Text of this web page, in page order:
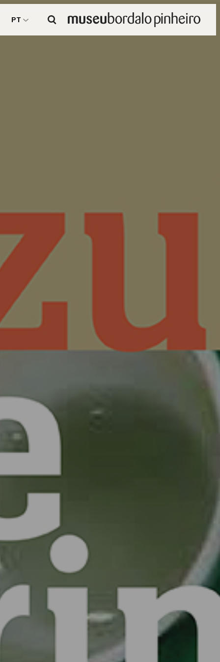
PT Pesquisar